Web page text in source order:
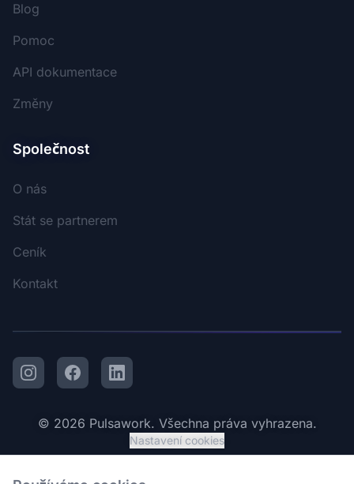
Blog
Pomoc
API dokumentace
Změny
Společnost
O nás
Stát se partnerem
Ceník
Kontakt
InstagramFacebookLinkedIn
© 2026 Pulsawork. Všechna práva vyhrazena.
Nastavení cookies